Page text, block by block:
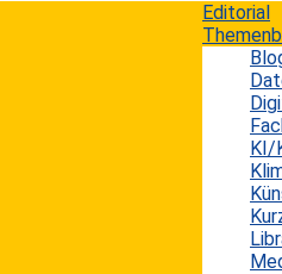
Editorial
KI/
Think Big but
Wer heute über die Trends in
Organisation und Management
Informationseinrichtungen und
wird sich schnell eingestehen
Innovationszyklen geradezu
Und das in einer Branche, die